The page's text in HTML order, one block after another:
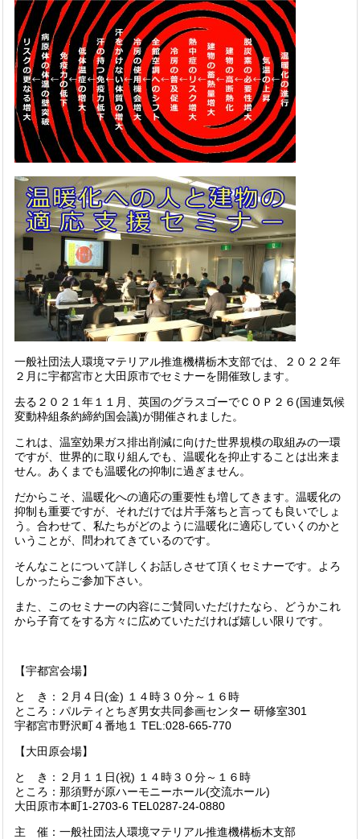
一般社団法人環境マテリアル推進機構栃木支部では、２０２２年
２月に宇都宮市と大田原市でセミナーを開催致します。
去る２０２１年１１月、英国のグラスゴーでＣＯＰ２６(国連気候
変動枠組条約締約国会議)が開催されました。
これは、温室効果ガス排出削減に向けた世界規模の取組みの一環
ですが、世界的に取り組んでも、温暖化を抑止することは出来ま
せん。あくまでも温暖化の抑制に過ぎません。
だからこそ、温暖化への適応の重要性も増してきます。温暖化の
抑制も重要ですが、それだけでは片手落ちと言っても良いでしょ
う。合わせて、私たちがどのように温暖化に適応していくのかと
いうことが、問われてきているのです。
そんなことについて詳しくお話しさせて頂くセミナーです。よろ
しかったらご参加下さい。
また、このセミナーの内容にご賛同いただけたなら、どうかこれ
から子育てをする方々に広めていただければ嬉しい限りです。
【宇都宮会場】
と き：２月４日(金) １４時３０分～１６時
ところ：パルティとちぎ男女共同参画センター 研修室301
宇都宮市野沢町４番地１ TEL:028-665-770
【大田原会場】
と き：２月１１日(祝) １４時３０分～１６時
ところ：那須野が原ハーモニーホール(交流ホール)
大田原市本町1-2703-6 TEL0287-24-0880
主 催：一般社団法人環境マテリアル推進機構栃木支部